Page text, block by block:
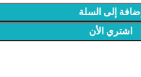
إضافة إلى السلة
اشتري الأن